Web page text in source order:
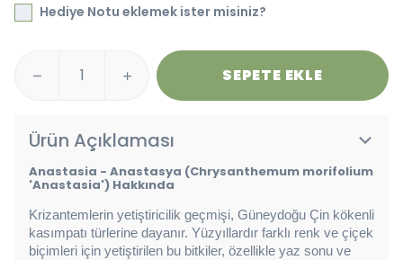
Hediye Notu eklemek ister misiniz?
SEPETE EKLE
Ürün Açıklaması
Anastasia - Anastasya (Chrysanthemum morifolium
'Anastasia') Hakkında
Krizantemlerin yetiştiricilik geçmişi, Güneydoğu Çin kökenli
kasımpatı türlerine dayanır. Yüzyıllardır farklı renk ve çiçek
biçimleri için yetiştirilen bu bitkiler, özellikle yaz sonu ve